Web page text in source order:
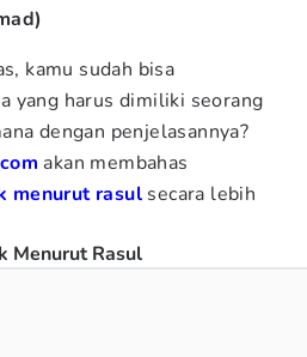
kamu sudah bisa
yang harus dimiliki seorang
dengan penjelasannya?
akan membahas
menurut rasul secara lebih
Menurut Rasul